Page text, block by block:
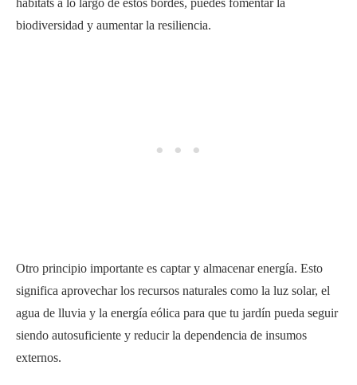
hábitats a lo largo de estos bordes, puedes fomentar la
biodiversidad y aumentar la resiliencia.
Otro principio importante es captar y almacenar energía. Esto
significa aprovechar los recursos naturales como la luz solar, el
agua de lluvia y la energía eólica para que tu jardín pueda seguir
siendo autosuficiente y reducir la dependencia de insumos
externos.